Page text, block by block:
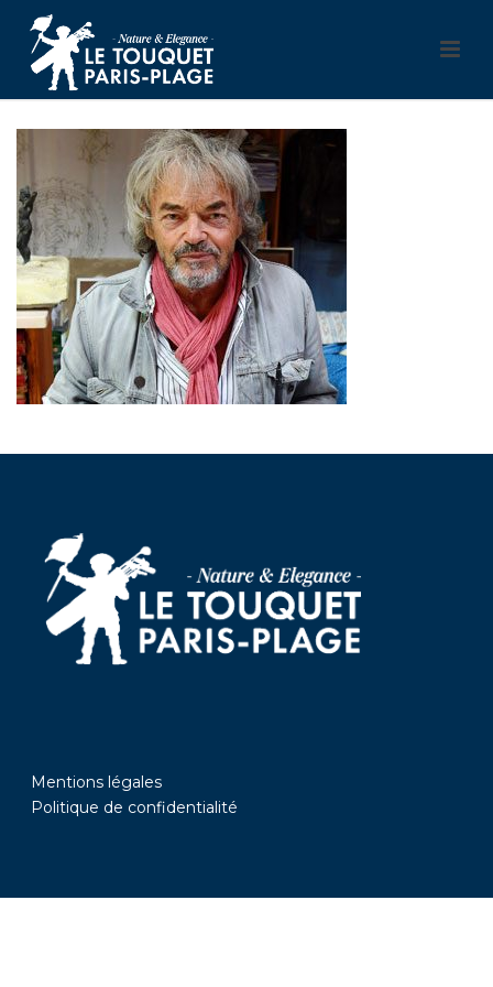
Mentions légales
Politique de confidentialité